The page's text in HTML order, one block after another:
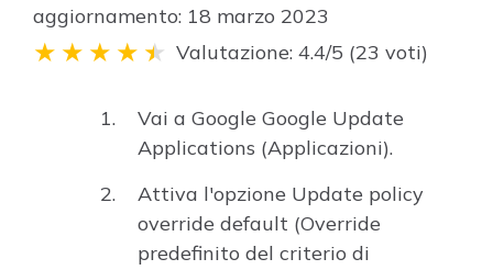
aggiornamento: 18 marzo 2023
Valutazione: 4.4/5 (23 voti)
Vai a Google Google Update
Applications (Applicazioni).
Attiva l'opzione Update policy
override default (Override
predefinito del criterio di